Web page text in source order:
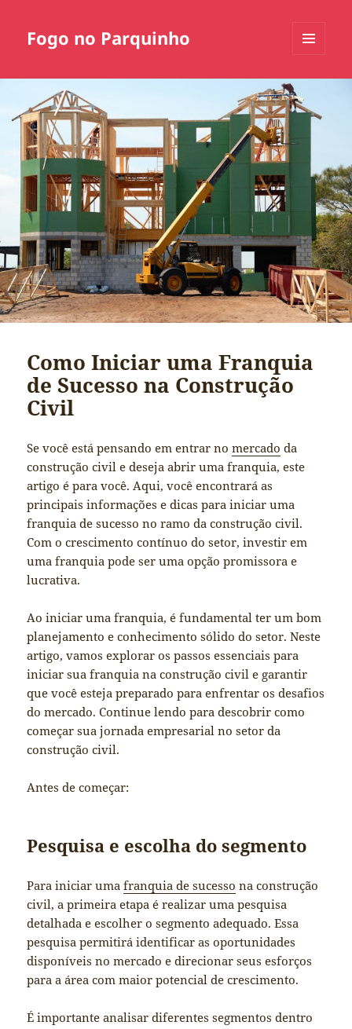
Fogo no Parquinho
WIDGETS
Como Iniciar uma Franquia
de Sucesso na Construção
Civil
Se você está pensando em entrar nomercado da
construção civil e deseja abrir uma franquia, este
artigo é para você. Aqui, você encontrará as
principais informações e dicas para iniciar uma
franquia de sucesso no ramo da construção civil.
Com o crescimento contínuo do setor, investir em
uma franquia pode ser uma opção promissora e
lucrativa.
Ao iniciar uma franquia, é fundamental ter um bom
planejamento e conhecimento sólido do setor. Neste
artigo, vamos explorar os passos essenciais para
iniciar sua franquia na construção civil e garantir
que você esteja preparado para enfrentar os desafios
do mercado. Continue lendo para descobrir como
começar sua jornada empresarial no setor da
construção civil.
Antes de começar:
Pesquisa e escolha do segmento
Para iniciar umafranquia de sucesso na construção
civil, a primeira etapa é realizar uma pesquisa
detalhada e escolher o segmento adequado. Essa
pesquisa permitirá identificar as oportunidades
disponíveis no mercado e direcionar seus esforços
para a área com maior potencial de crescimento.
É importante analisar diferentes segmentos dentro